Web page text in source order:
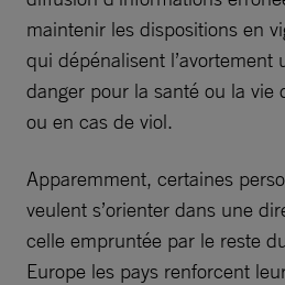
maintenir les dispositions en
qui dépénalisent
danger pour la santé ou la vie
ou en cas de viol.
Apparemment, certaines
veulent s’orienter dans une
celle empruntée par le reste
Europe les pays renforcent